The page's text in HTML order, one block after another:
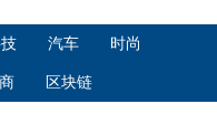
汽车 时尚
区块链